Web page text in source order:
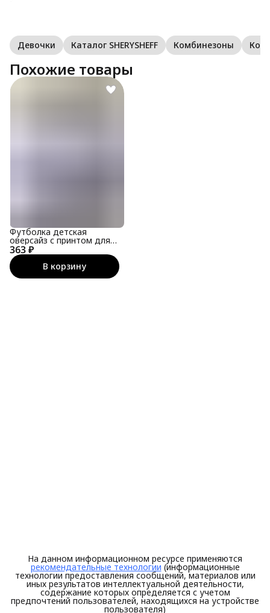
Девочки Каталог SHERYSHEFF Комбинезоны
Похожие товары
363 ₽
Футболка детская
оверсайз с принтом для
подростка
В корзину
На данном информационном ресурсе применяются
рекомендательные технологии (информационные
технологии предоставления сообщений, материалов или
иных результатов интеллектуальной деятельности,
содержание которых определяется с учетом
предпочтений пользователей, находящихся на устройстве
пользователя)